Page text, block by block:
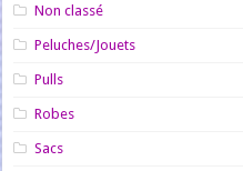
Non classé
Peluches/Jouets
Pulls
Robes
Sacs